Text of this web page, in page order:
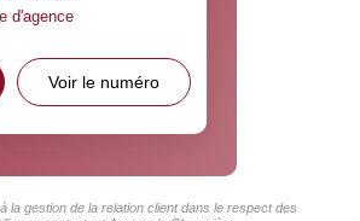
d'agence
Voir le numéro
gestion de la relation client dans le respect des